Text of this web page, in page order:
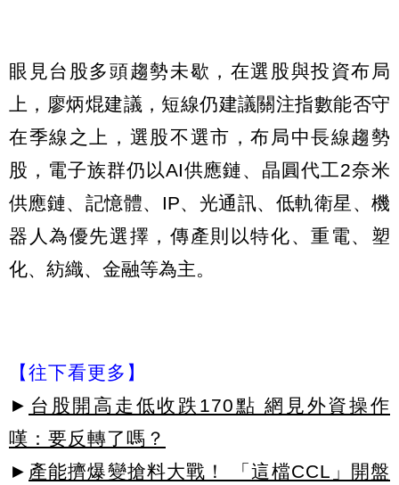
眼見台股多頭趨勢未歇，在選股與投資布局
上，廖炳焜建議，短線仍建議關注指數能否守
在季線之上，選股不選市，布局中長線趨勢
股，電子族群仍以AI供應鏈、晶圓代工2奈米
供應鏈、記憶體、IP、光通訊、低軌衛星、機
器人為優先選擇，傳產則以特化、重電、塑
化、紡織、金融等為主。
【往下看更多】
► 台股開高走低收跌170點 網見外資操作
嘆：要反轉了嗎？
► 產能擠爆變搶料大戰！ 「這檔CCL」開盤